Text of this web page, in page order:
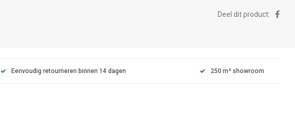
Deel dit product:
Eenvoudig retourneren binnen 14 dagen 250 m² showroom